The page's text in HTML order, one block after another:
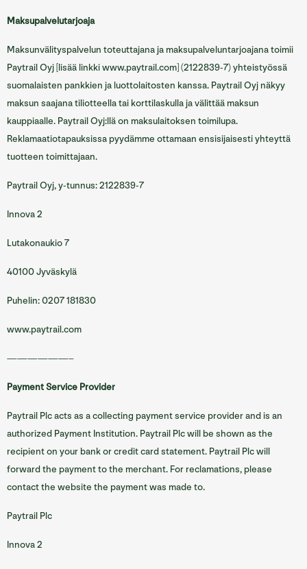
Maksupalvelutarjoaja
Maksunvälityspalvelun toteuttajana ja maksupalveluntarjoajana toimii
Paytrail Oyj [lisää linkki www.paytrail.com] (2122839-7) yhteistyössä
suomalaisten pankkien ja luottolaitosten kanssa. Paytrail Oyj näkyy
maksun saajana tiliotteella tai korttilaskulla ja välittää maksun
kauppiaalle. Paytrail Oyj:llä on maksulaitoksen toimilupa.
Reklamaatiotapauksissa pyydämme ottamaan ensisijaisesti yhteyttä
tuotteen toimittajaan.
Paytrail Oyj, y-tunnus: 2122839-7
Innova 2
Lutakonaukio 7
40100 Jyväskylä
Puhelin: 0207 181830
www.paytrail.com
——————–
Payment Service Provider
Paytrail Plc acts as a collecting payment service provider and is an
authorized Payment Institution. Paytrail Plc will be shown as the
recipient on your bank or credit card statement. Paytrail Plc will
forward the payment to the merchant. For reclamations, please
contact the website the payment was made to.
Paytrail Plc
Innova 2